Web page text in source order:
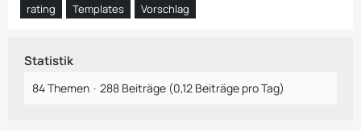
rating
Templates Vorschlag
Statistik
84 Themen 288 Beiträge (0,12 Beiträge pro Tag)